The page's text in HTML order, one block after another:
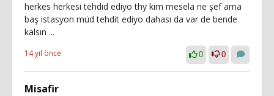
herkes herkesi tehdid ediyo thy kim mesela ne şef ama
baş istasyon müd tehdit ediyo dahası da var de bende
kalsın ...
14 yıl önce 0 0
Misafir